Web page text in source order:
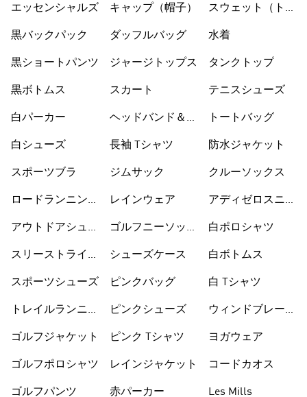
エッセンシャルズ
黒バックパック
黒ショートパンツ
黒ボトムス
白パーカー
白シューズ
スポーツブラ
ロードランニング
アウトドアシュー
スリーストライプ
スポーツシューズ
トレイルランニン
ゴルフジャケット
ゴルフポロシャツ
ゴルフパンツ
キャップ（帽子）
ダッフルバッグ
ジャージトップス
スカート
ヘッドバンド＆バ
長袖 Tシャツ
ジムサック
レインウェア
ゴルフニーソック
シューズケース
ピンクバッグ
ピンクシューズ
ピンク Tシャツ
レインジャケット
赤パーカー
スウェット（トレ
水着
タンクトップ
テニスシューズ
トートバッグ
防水ジャケット
クルーソックス
アディゼロスニー
白ポロシャツ
白ボトムス
白 Tシャツ
ウィンドブレーカ
ヨガウェア
コードカオス
Les Mills